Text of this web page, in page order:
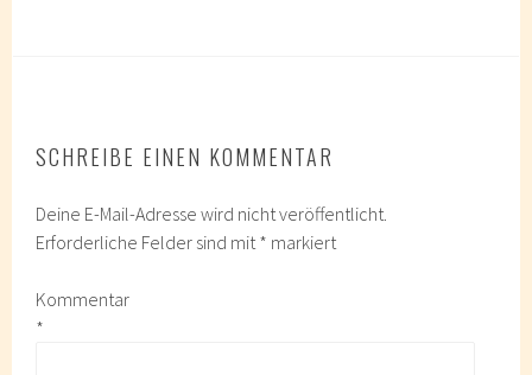
SCHREIBE EINEN KOMMENTAR
Deine E-Mail-Adresse wird nicht veröffentlicht.
Erforderliche Felder sind mit* markiert
Kommentar
*